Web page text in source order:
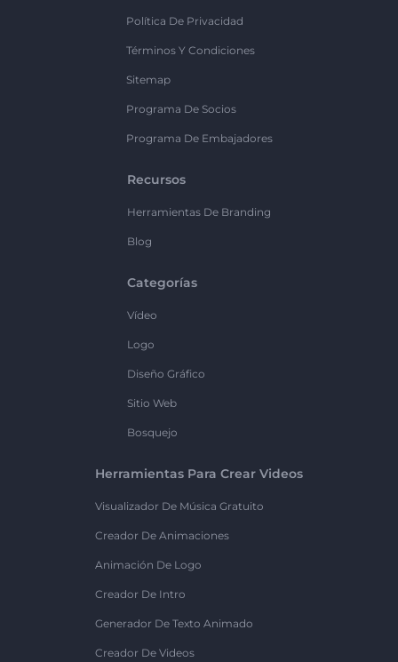
Política De Privacidad
Términos Y Condiciones
Sitemap
Programa De Socios
Programa De Embajadores
Recursos
Herramientas De Branding
Blog
Categorías
Vídeo
Logo
Diseño Gráfico
Sitio Web
Bosquejo
Herramientas Para Crear Videos
Visualizador De Música Gratuito
Creador De Animaciones
Animación De Logo
Creador De Intro
Generador De Texto Animado
Creador De Videos